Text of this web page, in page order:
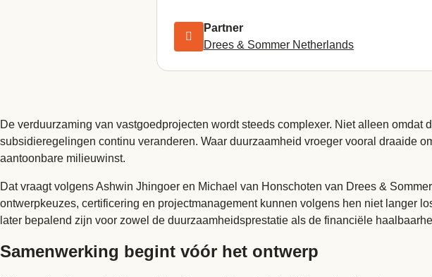
Partner
Drees & Sommer Netherlands
De verduurzaming van vastgoedprojecten wordt steeds complexer. Niet alleen
subsidieregelingen continu veranderen. Waar duurzaamheid vroeger vooral draaide
aantoonbare milieuwinst.
Dat vraagt volgens Ashwin Jhingoer en Michael van Honschoten van Drees &
ontwerpkeuzes, certificering en projectmanagement kunnen volgens hen niet langer
later bepalend zijn voor zowel de duurzaamheidsprestatie als de financiële
Samenwerking begint vóór het ontwerp